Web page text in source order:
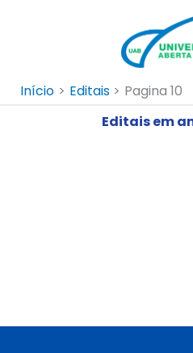
Início
Editais
Pagina 10
Editais em